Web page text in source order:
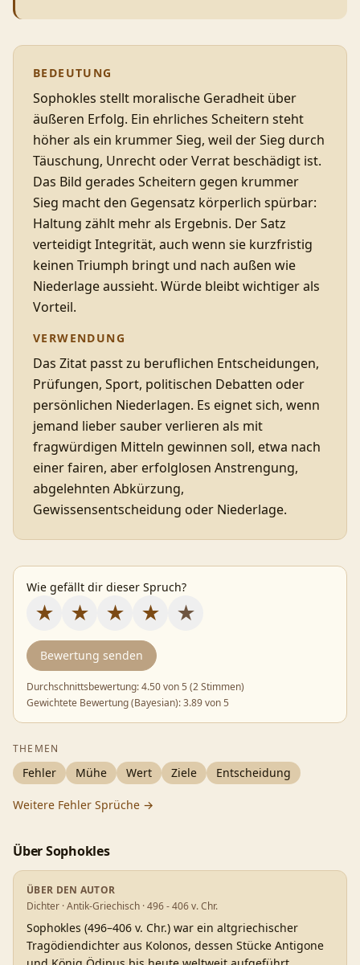
BEDEUTUNG
Sophokles stellt moralische Geradheit über
äußeren Erfolg. Ein ehrliches Scheitern steht
höher als ein krummer Sieg, weil der Sieg durch
Täuschung, Unrecht oder Verrat beschädigt ist.
Das Bild gerades Scheitern gegen krummer
Sieg macht den Gegensatz körperlich spürbar:
Haltung zählt mehr als Ergebnis. Der Satz
verteidigt Integrität, auch wenn sie kurzfristig
keinen Triumph bringt und nach außen wie
Niederlage aussieht. Würde bleibt wichtiger als
Vorteil.
VERWENDUNG
Das Zitat passt zu beruflichen Entscheidungen,
Prüfungen, Sport, politischen Debatten oder
persönlichen Niederlagen. Es eignet sich, wenn
jemand lieber sauber verlieren als mit
fragwürdigen Mitteln gewinnen soll, etwa nach
einer fairen, aber erfolglosen Anstrengung,
abgelehnten Abkürzung,
Gewissensentscheidung oder Niederlage.
Wie gefällt dir dieser Spruch?
★ ★ ★ ★ ★
Bewertung senden
Durchschnittsbewertung:4.50von 5 (2 Stimmen)
Gewichtete Bewertung (Bayesian):3.89von 5
THEMEN
Fehler Mühe Wert Ziele Entscheidung
Weitere Fehler Sprüche →
ÜberSophokles
ÜBER DEN AUTOR
Dichter · Antik-Griechisch · 496 - 406 v. Chr.
Sophokles (496–406 v. Chr.) war ein altgriechischer
Tragödiendichter aus Kolonos, dessen Stücke Antigone